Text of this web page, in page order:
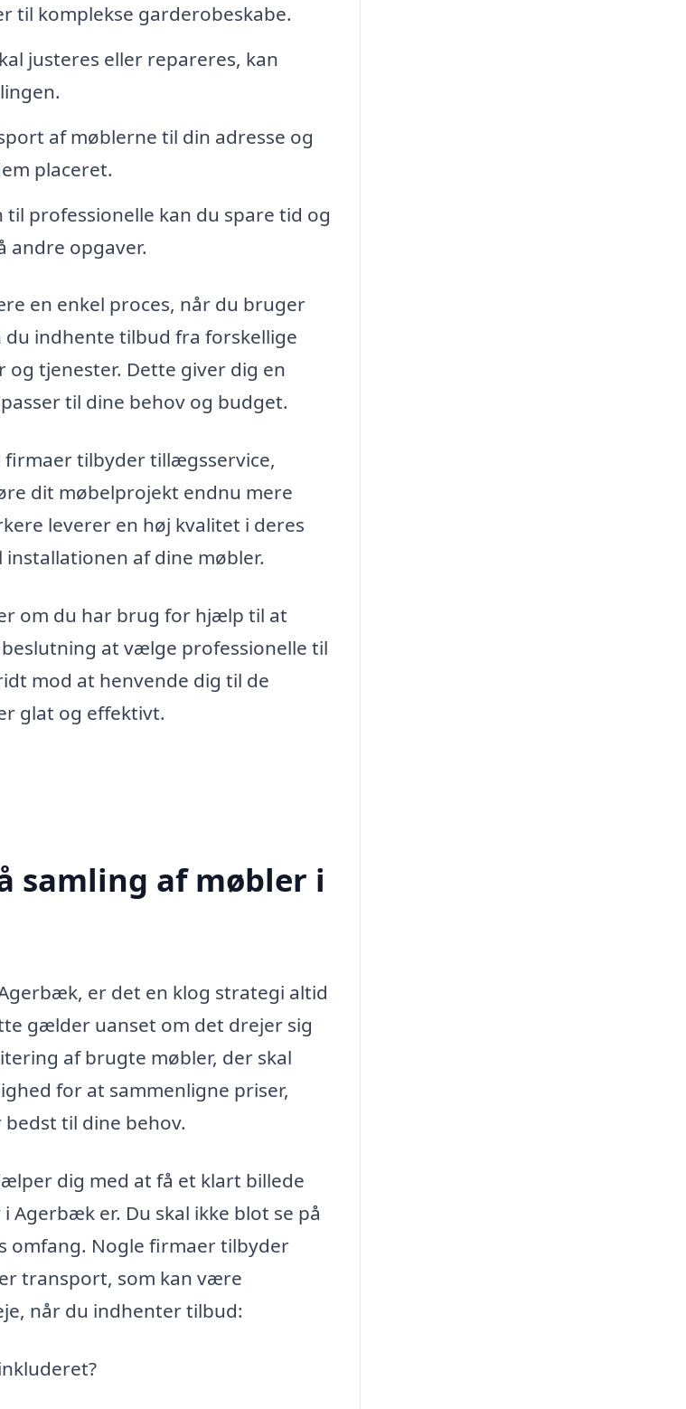
til komplekse garderobeskabe.
justeres eller repareres, kan
af møblerne til din adresse og
placeret.
professionelle kan du spare tid og
andre opgaver.
en enkel proces, når du bruger
indhente tilbud fra forskellige
tjenester. Dette giver dig en
til dine behov og budget.
firmaer tilbyder tillægsservice,
dit møbelprojekt endnu mere
leverer en høj kvalitet i deres
af dine møbler.
om du har brug for hjælp til at
at vælge professionelle til
mod at henvende dig til de
glat og effektivt.
samling af møbler i
er det en klog strategi altid
gælder uanset om det drejer sig
af brugte møbler, der skal
for at sammenligne priser,
til dine behov.
dig med at få et klart billede
er. Du skal ikke blot se på
omfang. Nogle firmaer tilbyder
transport, som kan være
når du indhenter tilbud: